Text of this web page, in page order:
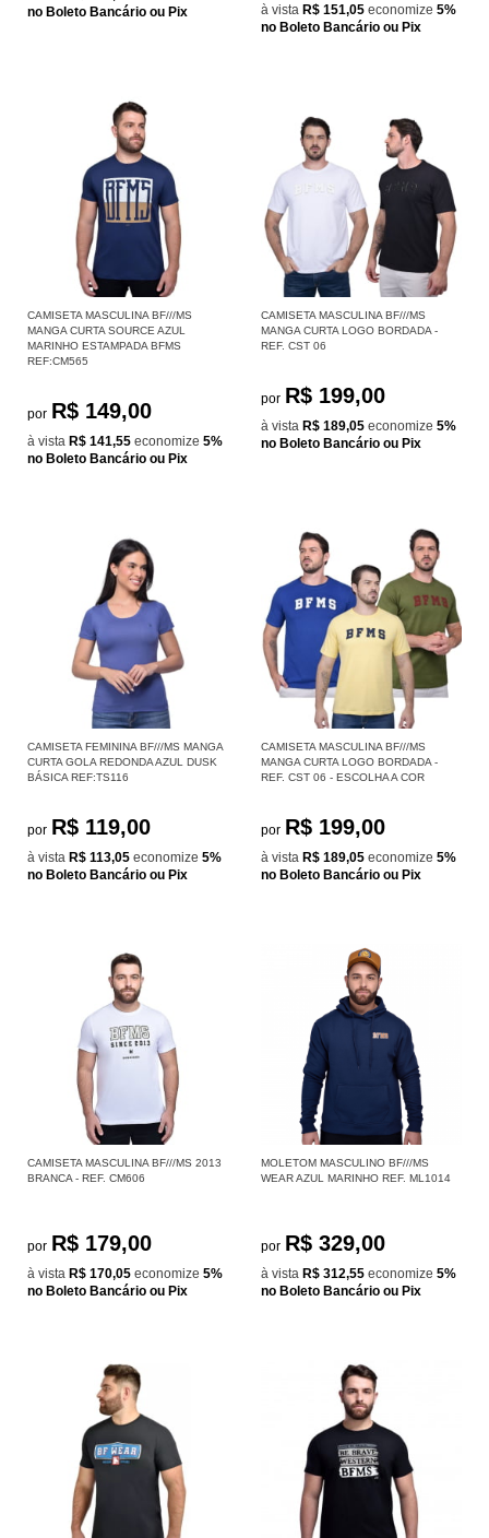
no Boleto Bancário ou Pix
à vista R$ 151,05 economize 5%
no Boleto Bancário ou Pix
CAMISETA MASCULINA BF///MS
MANGA CURTA SOURCE AZUL
MARINHO ESTAMPADA BFMS
REF:CM565
por R$ 149,00
à vista R$ 141,55 economize 5%
no Boleto Bancário ou Pix
CAMISETA MASCULINA BF///MS
MANGA CURTA LOGO BORDADA -
REF. CST 06
por R$ 199,00
à vista R$ 189,05 economize 5%
no Boleto Bancário ou Pix
CAMISETA FEMININA BF///MS MANGA
CURTA GOLA REDONDA AZUL DUSK
BÁSICA REF:TS116
por R$ 119,00
à vista R$ 113,05 economize 5%
no Boleto Bancário ou Pix
CAMISETA MASCULINA BF///MS
MANGA CURTA LOGO BORDADA -
REF. CST 06 - ESCOLHA A COR
por R$ 199,00
à vista R$ 189,05 economize 5%
no Boleto Bancário ou Pix
CAMISETA MASCULINA BF///MS 2013
BRANCA - REF. CM606
por R$ 179,00
à vista R$ 170,05 economize 5%
no Boleto Bancário ou Pix
MOLETOM MASCULINO BF///MS
WEAR AZUL MARINHO REF. ML1014
por R$ 329,00
à vista R$ 312,55 economize 5%
no Boleto Bancário ou Pix